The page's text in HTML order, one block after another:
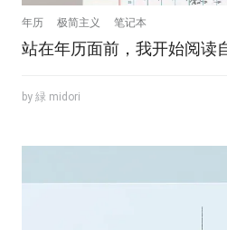
年历 极简主义 笔记本
站在年历面前，我开始阅读
by 緑 midori